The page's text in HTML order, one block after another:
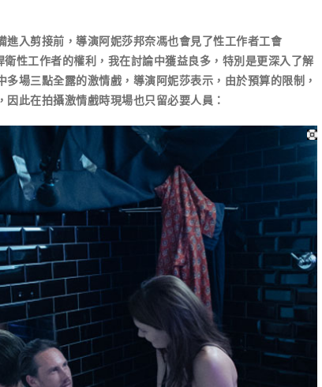
進入剪接前，導演阿妮莎邦奈馮也會見了性工作者工會
衛性工作者的權利，我在討論中獲益良多，特別是更深入了解
場三點全露的激情戲，導演阿妮莎表示，由於預算的限制，
此在拍攝激情戲時現場也只留必要人員：